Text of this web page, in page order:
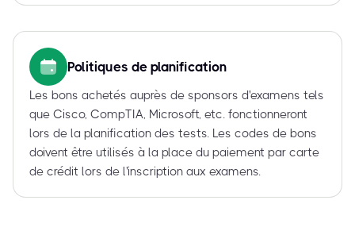
Politiques de planification
Les bons achetés auprès de sponsors d'examens tels
que Cisco, CompTIA, Microsoft, etc. fonctionneront
lors de la planification des tests. Les codes de bons
doivent être utilisés à la place du paiement par carte
de crédit lors de l'inscription aux examens.